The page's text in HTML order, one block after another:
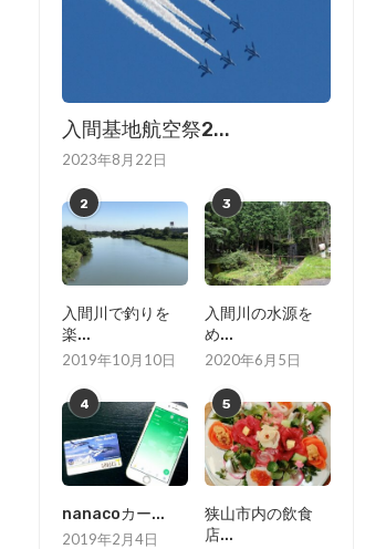
入間基地航空祭2...
2023年8月22日
2
入間川で釣りを
楽...
2019年10月10日
3
入間川の水源を
め...
2020年6月5日
4
nanacoカー...
2019年2月4日
5
狭山市内の飲食
店...